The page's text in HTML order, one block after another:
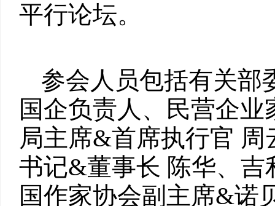
平行论坛。
参会人员包括有关部
国企负责人、民营企
局主席&首席执行官
书记&董事长 陈华、吉
国作家协会副主席&诺